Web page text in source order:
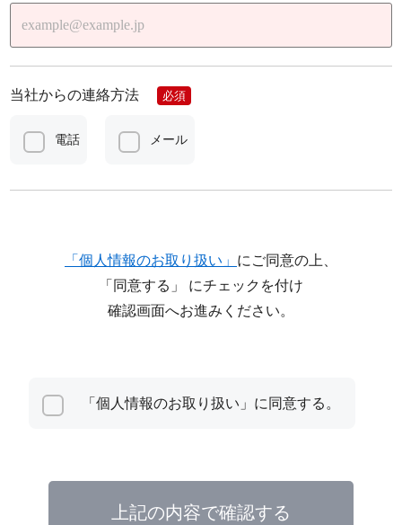
当社からの連絡方法 必須
電話 メール
「個人情報のお取り扱い」 にご同意の上、
「同意する」 にチェックを付け
確認画面へお進みください。
「個人情報のお取り扱い」に同意する。